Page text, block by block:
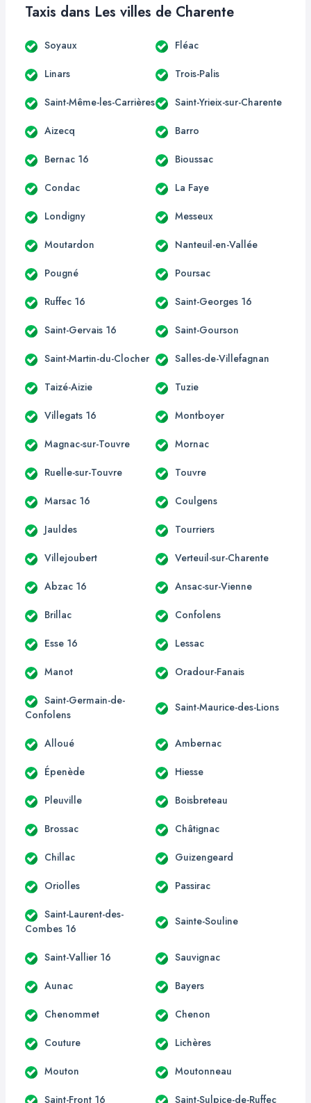
Taxis dans Les villes de Charente
Soyaux Fléac
Linars Trois-Palis
Saint-Même-les-Carrières Saint-Yrieix-sur-Charente
Aizecq Barro
Bernac 16 Bioussac
Condac La Faye
Londigny Messeux
Moutardon Nanteuil-en-Vallée
Pougné Poursac
Ruffec 16 Saint-Georges 16
Saint-Gervais 16 Saint-Gourson
Saint-Martin-du-Clocher Salles-de-Villefagnan
Taizé-Aizie Tuzie
Villegats 16 Montboyer
Magnac-sur-Touvre Mornac
Ruelle-sur-Touvre Touvre
Marsac 16 Coulgens
Jauldes Tourriers
Villejoubert Verteuil-sur-Charente
Abzac 16 Ansac-sur-Vienne
Brillac Confolens
Esse 16 Lessac
Manot Oradour-Fanais
Saint-Germain-de-
Confolens
Saint-Maurice-des-Lions
Alloué Ambernac
Épenède Hiesse
Pleuville Boisbreteau
Brossac Châtignac
Chillac Guizengeard
Oriolles Passirac
Saint-Laurent-des-
Combes 16
Sainte-Souline
Saint-Vallier 16 Sauvignac
Aunac Bayers
Chenommet Chenon
Couture Lichères
Mouton Moutonneau
Saint-Front 16 Saint-Sulpice-de-Ruffec